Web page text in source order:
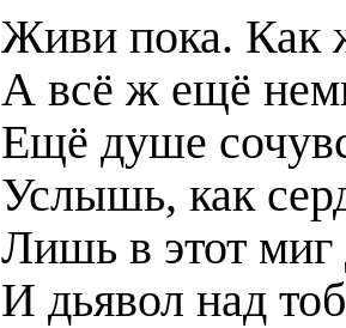
Живи пока. Как
А всё ж ещё
Ещё душе
Услышь, как
Лишь в этот миг
И дьявол над